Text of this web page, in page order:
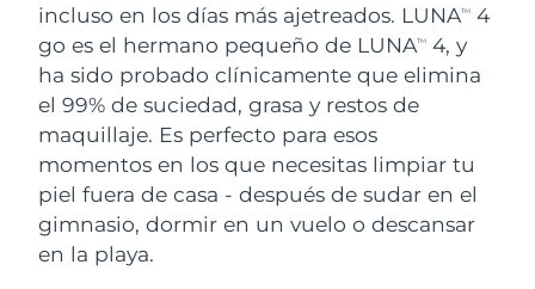
incluso en los días más ajetreados. LUNATM
4
go es el hermano pequeño de LUNATM
4, y
ha sido probado clínicamente que elimina
el 99% de suciedad, grasa y restos de
maquillaje. Es perfecto para esos
momentos en los que necesitas limpiar tu
piel fuera de casa - después de sudar en el
gimnasio, dormir en un vuelo o descansar
en la playa.
LUNA™ 4 Plus
LUNA™ 4 Men
For men, anti-aging massage
BEAR™ 2 go
Microcurrent toning on-the-go
BEAR™ 2 eyes & lips
Microcurrent line smoothing device
Hidratación
UFO™ 3 pack
Deep facial hydration
UFO™ 3 LED
Near-infrared and red light therapy
device
Cuidado bucal
issa™ 4
Hybrid silicone sonic toothbrush
issa™ 4 plus
Smart hybrid silicone sonic toothbrush
TRATAMIENTO ANTIEDAD FAQ™
Antiedad
NEW
Bosnia y Herzegovina Entrega prevista8/11/26
Brunéi Entrega prevista8/13/26
Bulgaria Entrega prevista
Canadá Entrega prevista 8/12/26
Chile